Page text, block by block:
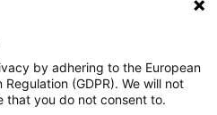
by adhering to the European
(GDPR). We will not
that you do not consent to.